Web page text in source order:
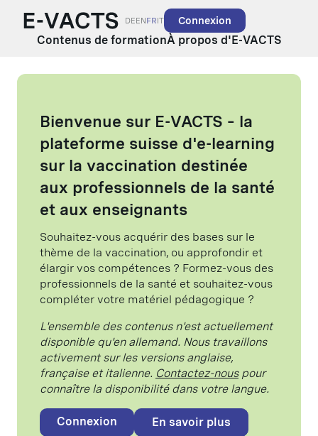
Contenus de formationÀ propos d'E-VACTS
DEENFRIT Connexion
Bienvenue sur E-VACTS – la
plateforme suisse d'e-learning
sur la vaccination destinée
aux professionnels de la santé
et aux enseignants
Souhaitez-vous acquérir des bases sur le
thème de la vaccination, ou approfondir et
élargir vos compétences ? Formez-vous des
professionnels de la santé et souhaitez-vous
compléter votre matériel pédagogique ?
L'ensemble des contenus n'est actuellement
disponible qu'en allemand. Nous travaillons
activement sur les versions anglaise,
française et italienne. Contactez-nouspour
connaître la disponibilité dans votre langue.
Connexion En savoir plus